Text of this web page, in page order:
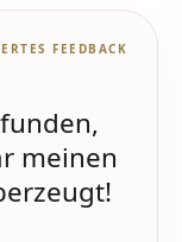
FEEDBACK
meinen